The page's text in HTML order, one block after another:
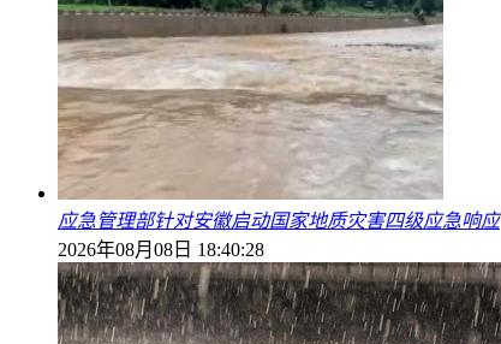
应急管理部针对安徽启动国家地质灾害四级应急响应
2026年08月08日 18:40:28